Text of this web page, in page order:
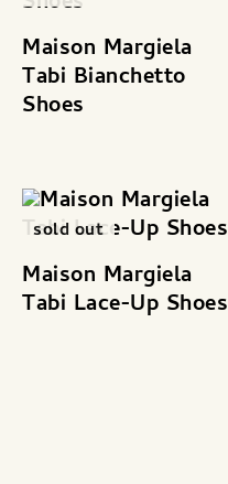
Maison Margiela
Tabi Bianchetto
Shoes
sold out
Maison Margiela
Tabi Lace-Up Shoes